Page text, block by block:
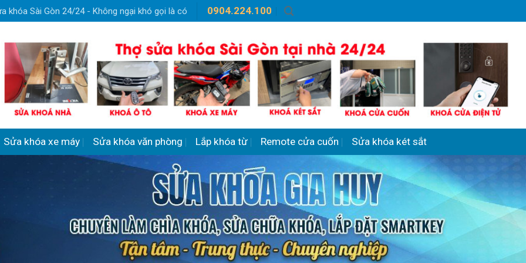
khóa Sài Gòn 24/24 - Không ngại khó gọi là có 0904.224.100
Sửa khóa xe máy Sửa khóa văn phòng Lắp khóa từ Remote cửa cuốn Sửa khóa két sắt